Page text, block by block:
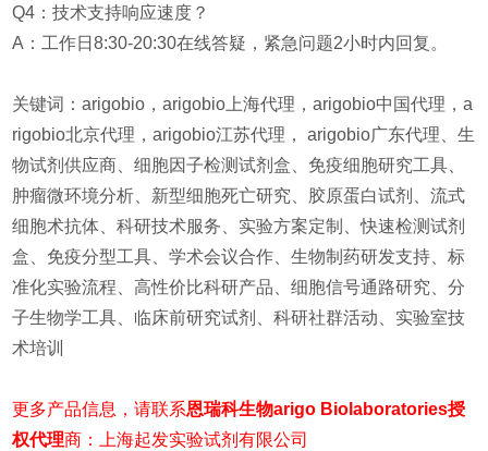
Q4：技术支持响应速度？
A：工作日8:30-20:30在线答疑，紧急问题2小时内回复。
关键词：arigobio，arigobio上海代理，arigobio中国代理，a
rigobio北京代理，arigobio江苏代理， arigobio广东代理、生
物试剂供应商、细胞因子检测试剂盒、免疫细胞研究工具、
肿瘤微环境分析、新型细胞死亡研究、胶原蛋白试剂、流式
细胞术抗体、科研技术服务、实验方案定制、快速检测试剂
盒、免疫分型工具、学术会议合作、生物制药研发支持、标
准化实验流程、高性价比科研产品、细胞信号通路研究、分
子生物学工具、临床前研究试剂、科研社群活动、实验室技
术培训
更多产品信息 ，请联系恩瑞科生物arigo Biolaboratories授
权代理商：上海起发实验试剂有限公司